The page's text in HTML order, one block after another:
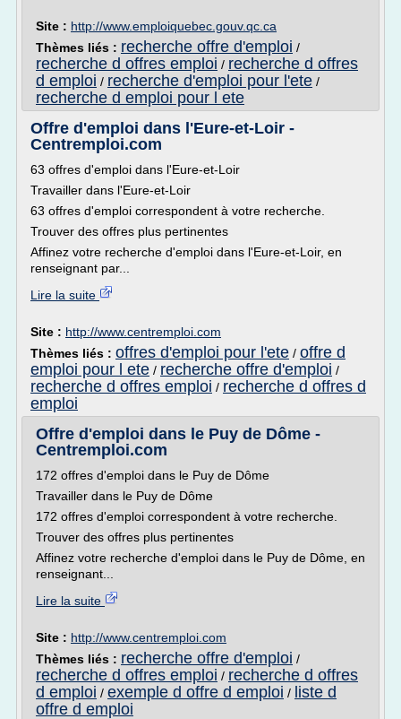
Site : http://www.emploiquebec.gouv.qc.ca
Thèmes liés : recherche offre d'emploi /
recherche d offres emploi / recherche d offres
d emploi / recherche d'emploi pour l'ete /
recherche d emploi pour l ete
Offre d'emploi dans l'Eure-et-Loir -
Centremploi.com
63 offres d'emploi dans l'Eure-et-Loir
Travailler dans l'Eure-et-Loir
63 offres d'emploi correspondent à votre recherche.
Trouver des offres plus pertinentes
Affinez votre recherche d'emploi dans l'Eure-et-Loir, en
renseignant par...
Lire la suite
Site : http://www.centremploi.com
Thèmes liés : offres d'emploi pour l'ete / offre d
emploi pour l ete / recherche offre d'emploi /
recherche d offres emploi / recherche d offres d
emploi
Offre d'emploi dans le Puy de Dôme -
Centremploi.com
172 offres d'emploi dans le Puy de Dôme
Travailler dans le Puy de Dôme
172 offres d'emploi correspondent à votre recherche.
Trouver des offres plus pertinentes
Affinez votre recherche d'emploi dans le Puy de Dôme, en
renseignant...
Lire la suite
Site : http://www.centremploi.com
Thèmes liés : recherche offre d'emploi /
recherche d offres emploi / recherche d offres
d emploi / exemple d offre d emploi / liste d
offre d emploi